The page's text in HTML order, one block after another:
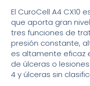
El CuroCell A4 CX10
que aporta gran
tres funciones de
presión constante,
es altamente eficaz
de úlceras o
4 y úlceras sin